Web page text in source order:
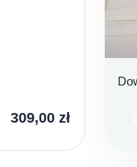
309,00zł